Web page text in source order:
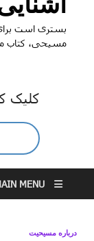
بستری است
مسیحی، کتاب
کلیک
MENU
درباره مسیحیت